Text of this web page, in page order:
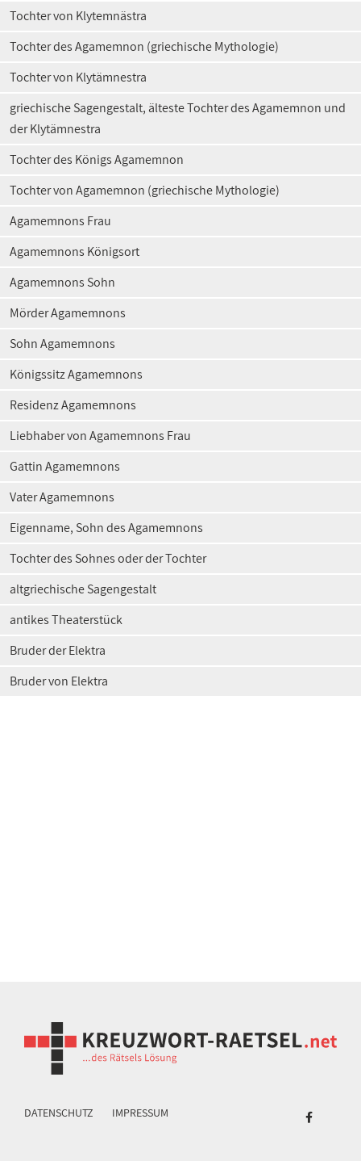
Tochter von Klytemnästra
Tochter des Agamemnon (griechische Mythologie)
Tochter von Klytämnestra
griechische Sagengestalt, älteste Tochter des Agamemnon und
der Klytämnestra
Tochter des Königs Agamemnon
Tochter von Agamemnon (griechische Mythologie)
Agamemnons Frau
Agamemnons Königsort
Agamemnons Sohn
Mörder Agamemnons
Sohn Agamemnons
Königssitz Agamemnons
Residenz Agamemnons
Liebhaber von Agamemnons Frau
Gattin Agamemnons
Vater Agamemnons
Eigenname, Sohn des Agamemnons
Tochter des Sohnes oder der Tochter
altgriechische Sagengestalt
antikes Theaterstück
Bruder der Elektra
Bruder von Elektra
DATENSCHUTZ IMPRESSUM